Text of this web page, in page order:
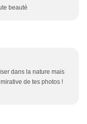
beauté
dans la nature mais
de tes photos !